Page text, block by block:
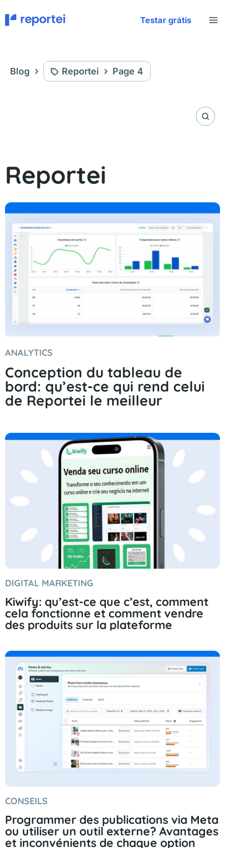
au
contenu
Testar grátis
Blog Reportei Page 4
Reportei
ANALYTICS
Conception du tableau de
bord: qu’est-ce qui rend celui
de Reportei le meilleur
DIGITAL MARKETING
Kiwify: qu’est-ce que c’est, comment
cela fonctionne et comment vendre
des produits sur la plateforme
CONSEILS
Programmer des publications via Meta
ou utiliser un outil externe? Avantages
et inconvénients de chaque option